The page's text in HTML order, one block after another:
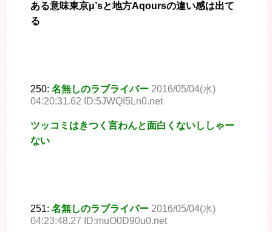
ある意味東京μ’sと地方Aqoursの違い感は出て
る
250: 名無しのラブライバー 2016/05/04(水)
04:20:31.62 ID:5JWQI5Ln0.net
ツッコミはきつく言わんと面白くないししゃー
ない
251: 名無しのラブライバー 2016/05/04(水)
04:23:48.27 ID:muO0D90u0.net